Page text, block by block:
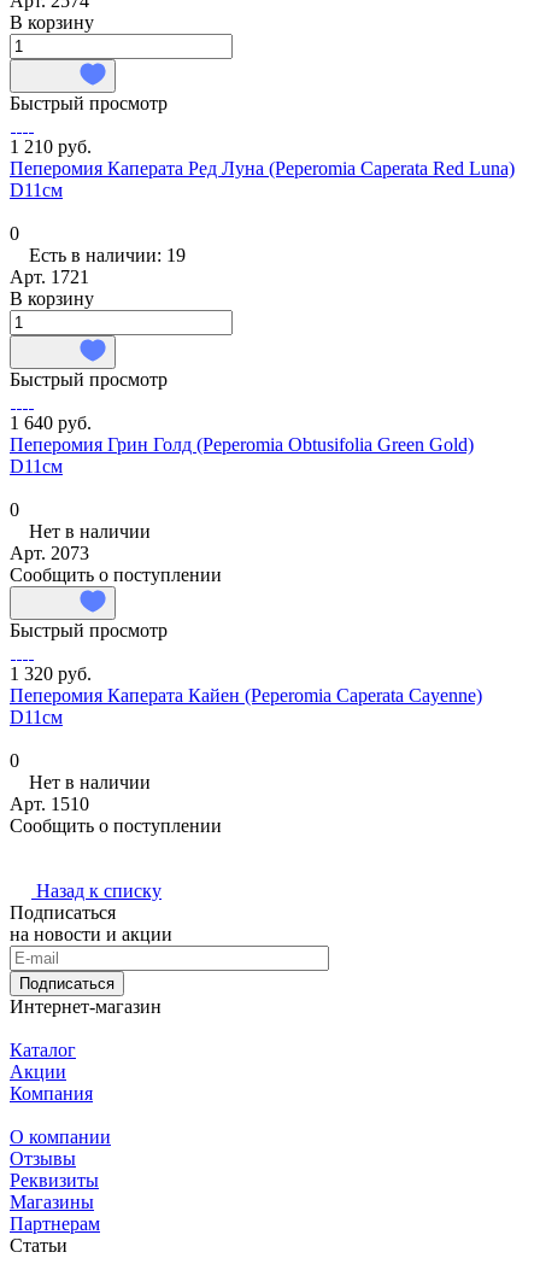
В корзину
Быстрый просмотр
1 210 руб.
Пеперомия Каперата Ред Луна (Peperomia Caperata Red Luna)
D11см
0
Есть в наличии: 19
Арт. 1721
В корзину
Быстрый просмотр
1 640 руб.
Пеперомия Грин Голд (Peperomia Obtusifolia Green Gold)
D11см
0
Нет в наличии
Арт. 2073
Сообщить о поступлении
Быстрый просмотр
1 320 руб.
Пеперомия Каперата Кайен (Peperomia Сaperata Cayenne)
D11см
0
Нет в наличии
Арт. 1510
Сообщить о поступлении
Назад к списку
Подписаться
на новости и акции
Подписаться
Интернет-магазин
Каталог
Акции
Компания
О компании
Отзывы
Реквизиты
Магазины
Партнерам
Статьи